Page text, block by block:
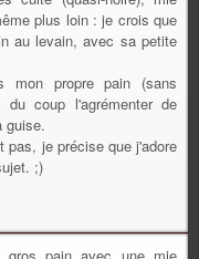
plus loin : je crois que
au levain, avec sa petite
propre pain (sans
coup l'agrémenter de
guise.
pas, je précise que j'adore
;)